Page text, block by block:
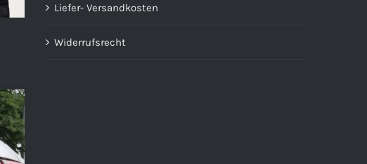
Liefer- Versandkosten
Widerrufsrecht